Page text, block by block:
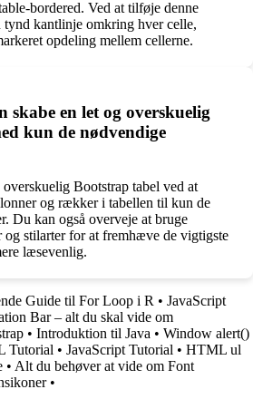
bordered. Ved at tilføje denne
tynd kantlinje omkring hver celle,
opdeling mellem cellerne.
en let og overskuelig
kun de nødvendige
Bootstrap tabel ved at
og rækker i tabellen til kun de
Du kan også overveje at bruge
og stilarter for at fremhæve de vigtigste
læsevenlig.
Guide til For Loop i R • JavaScript
Bar – alt du skal vide om
• Introduktion til Java • Window alert()
Tutorial • JavaScript Tutorial • HTML ul
• Alt du behøver at vide om Font
•